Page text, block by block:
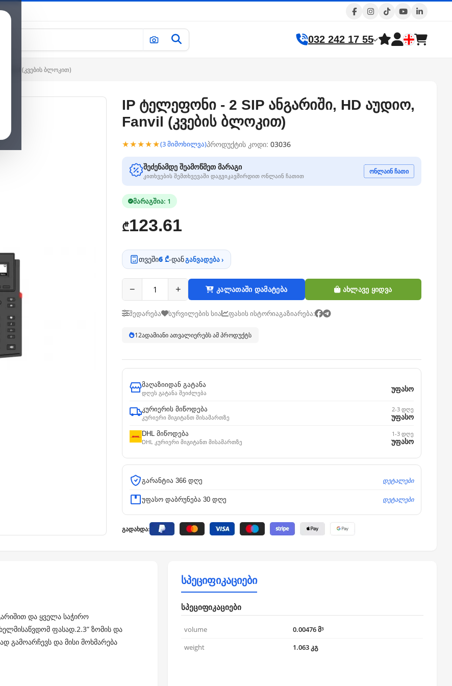
032 242 17 55
Fanvil (კვების ბლოკით)
IP ტელეფონი - 2 SIP ანგარიში, HD აუდიო,
Fanvil (კვების ბლოკით)
★★★★★(3 მიმოხილვა)პროდუქტის კოდი: 03036
შეძენამდე შეამოწმეთ მარაგი
კითხვების შემთხვევაში დაგვიკავშირდით ონლაინ ჩათით
ონლაინ ჩათი
მარაგშია: 1
₾123.61
თვეში6 ₾-დანგანვადება ›
− + კალათაში დამატება ახლავე ყიდვა
შედარება სურვილების სია ფასის ისტორიაგაზიარება:
12ადამიანი ათვალიერებს ამ პროდუქტს
მაღაზიიდან გატანა
დღეს გატანა შეიძლება
უფასო
კურიერის მიწოდება
კურიერი მიგიტანთ მისამართზე
2-3 დღე
უფასო
DHL მიწოდება
DHL კურიერი მიგიტანთ მისამართზე
1-3 დღე
უფასო
გარანტია 366 დღე დეტალები
უფასო დაბრუნება 30 დღე დეტალები
გადახდა:
და ყველა საჭირო
ფასად.2.3” ზომის და
გამოარჩევს და მისი მოხმარება
სპეციფიკაციები
სპეციფიკაციები
volume
0.00476 მ³
weight
1.063 კგ